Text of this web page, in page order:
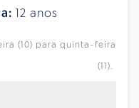
12 anos
(10) para quinta-feira
(11).